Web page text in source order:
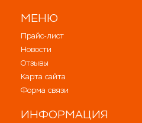
МЕНЮ
Прайс-лист
Новости
Отзывы
Карта сайта
Форма связи
ИНФОРМАЦИЯ